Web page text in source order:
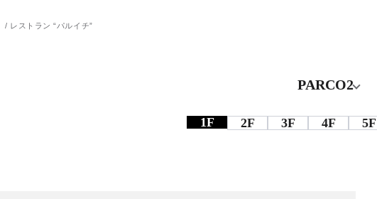
レストラン “パルイチ”
PARCO2
1F 2F 3F 4F 5F